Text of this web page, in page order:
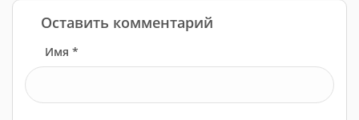
Оставить комментарий
Имя *